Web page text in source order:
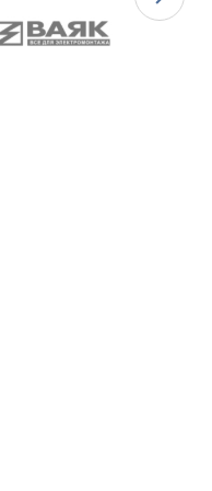
2004, с
по ГОСТ 6357-